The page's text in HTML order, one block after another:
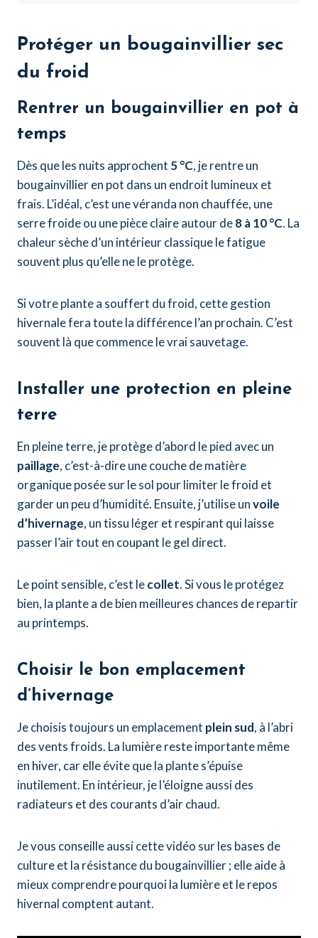
Protéger un bougainvillier sec
du froid
Rentrer un bougainvillier en pot à
temps
Dès que les nuits approchent 5 °C, je rentre un
bougainvillier en pot dans un endroit lumineux et
frais. L’idéal, c’est une véranda non chauffée, une
serre froide ou une pièce claire autour de8 à 10 °C. La
chaleur sèche d’un intérieur classique le fatigue
souvent plus qu’elle ne le protège.
Si votre plante a souffert du froid, cette gestion
hivernale fera toute la différence l’an prochain. C’est
souvent là que commence le vrai sauvetage.
Installer une protection en pleine
terre
En pleine terre, je protège d’abord le pied avec un
paillage, c’est-à-dire une couche de matière
organique posée sur le sol pour limiter le froid et
garder un peu d’humidité. Ensuite, j’utilise unvoile
d’hivernage, un tissu léger et respirant qui laisse
passer l’air tout en coupant le gel direct.
Le point sensible, c’est lecollet. Si vous le protégez
bien, la plante a de bien meilleures chances de repartir
au printemps.
Choisir le bon emplacement
d’hivernage
Je choisis toujours un emplacement plein sud, à l’abri
des vents froids. La lumière reste importante même
en hiver, car elle évite que la plante s’épuise
inutilement. En intérieur, je l’éloigne aussi des
radiateurs et des courants d’air chaud.
Je vous conseille aussi cette vidéo sur les bases de
culture et la résistance du bougainvillier ; elle aide à
mieux comprendre pourquoi la lumière et le repos
hivernal comptent autant.